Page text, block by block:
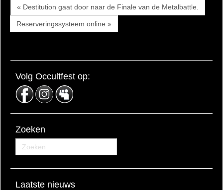
« Destitution gaat door naar de Finale van de Metalbattle.
Reserveringssysteem online »
Volg Occultfest op:
Zoeken
Laatste nieuws